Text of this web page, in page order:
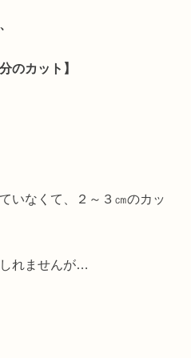
のカット】
いなくて、２～３㎝のカッ
れませんが…